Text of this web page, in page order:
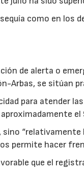
como en los
de alerta o
Arbas, se sitúan
para atender
“relativamente
permite hacer
que el